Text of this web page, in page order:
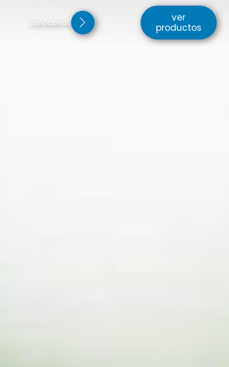
conócenos
ver
productos